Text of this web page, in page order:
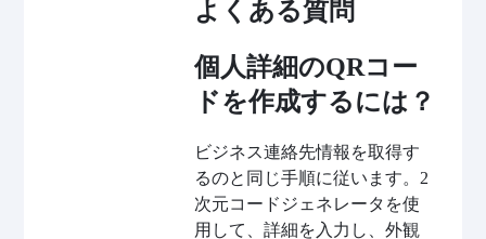
よくある質問
個人詳細のQRコー
ドを作成するには？
ビジネス連絡先情報を取得す
るのと同じ手順に従います。2
次元コードジェネレータを使
用して、詳細を入力し、外観